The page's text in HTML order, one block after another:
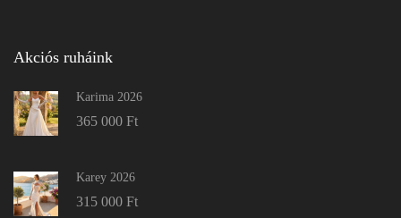
Akciós ruháink
Karima 2026
365 000 Ft
Karey 2026
315 000 Ft